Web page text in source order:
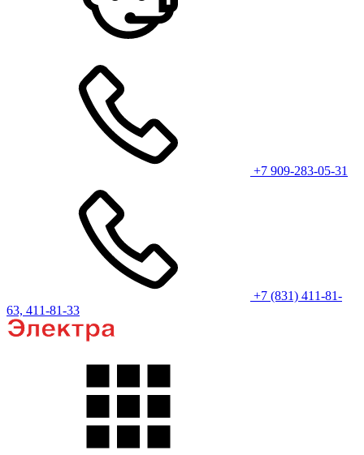
+7 909-283-05-31
+7 (831) 411-81-
63, 411-81-33